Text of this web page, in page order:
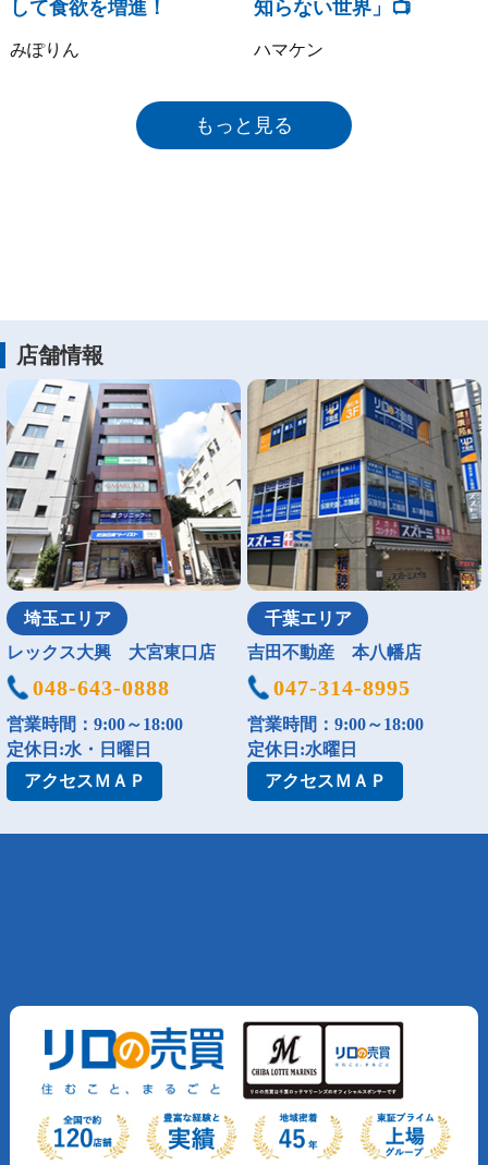
して食欲を増進！
みぽりん
知らない世界」📺
ハマケン
もっと見る
店舗情報
埼玉エリア
レックス大興 大宮東口店
048-643-0888
営業時間：9:00～18:00
定休日:水・日曜日
アクセスＭＡＰ
千葉エリア
吉田不動産 本八幡店
047-314-8995
営業時間：9:00～18:00
定休日:水曜日
アクセスＭＡＰ